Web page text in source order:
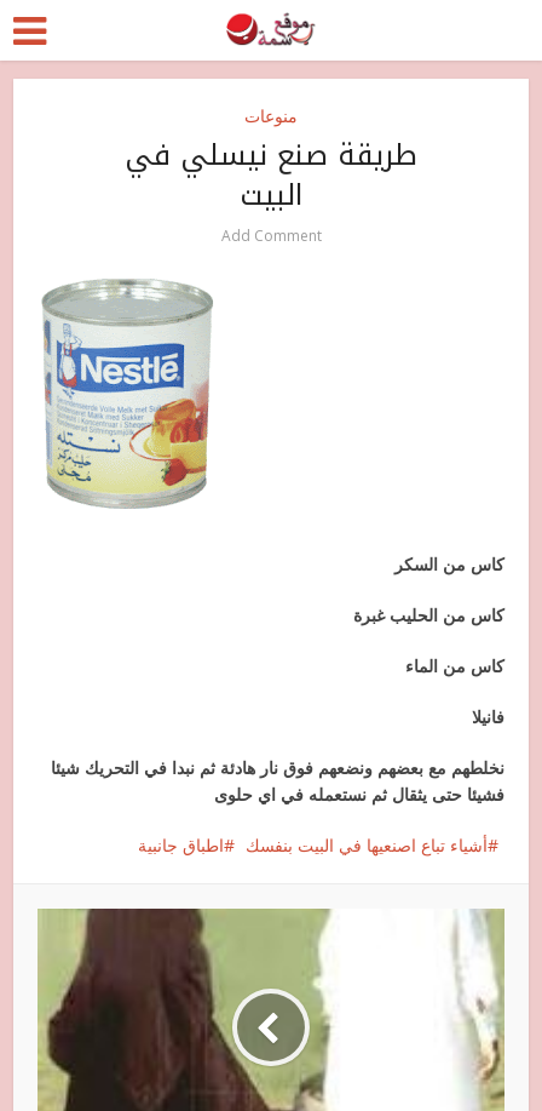
منوعات
طريقة صنع نيسلي في
البيت
Add Comment
كاس من السكر
كاس من الحليب غبرة
كاس من الماء
فانيلا
نخلطهم مع بعضهم ونضعهم فوق نار هادئة ثم نبدا في التحريك شيئا
فشيئا حتى يثقال ثم نستعمله في اي حلوى
أشياء تباع اصنعيها في البيت بنفسك اطباق جانبية